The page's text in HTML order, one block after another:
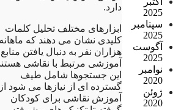
2025
سپتامبر
2025
آگوست
2025
نوامبر
2020
ژوئن
2020
دارد.
ابزارهای مختلف تحلیل کلمات
کلیدی نشان می دهند که ماهانه
هزاران نفر به دنبال یافتن منابع
آموزشی مرتبط با نقاشی
این جستجوها شامل طیف
گسترده ای از نیازها می شود از
آموزش نقاشی برای کودکان